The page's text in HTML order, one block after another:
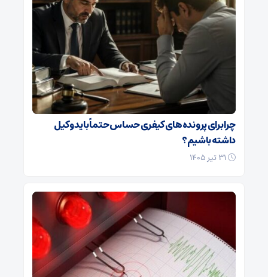
چرا برای پرونده‌های کیفری حساس حتماً باید وکیل
داشته باشیم؟